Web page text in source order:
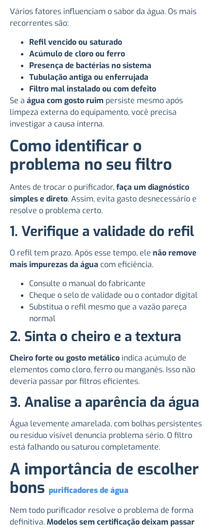
Vários fatores influenciam o sabor da água. Os mais
recorrentes são:
Refil vencido ou saturado
Acúmulo de cloro ou ferro
Presença de bactérias no sistema
Tubulação antiga ou enferrujada
Filtro mal instalado ou com defeito
Se a água com gosto ruim persiste mesmo após
limpeza externa do equipamento, você precisa
investigar a causa interna.
Como identificar o
problema no seu filtro
Antes de trocar o purificador,faça um diagnóstico
simples e direto. Assim, evita gasto desnecessário e
resolve o problema certo.
1. Verifique a validade do refil
O refil tem prazo. Após esse tempo, ele não remove
mais impurezas da água com eficiência.
Consulte o manual do fabricante
Cheque o selo de validade ou o contador digital
Substitua o refil mesmo que a vazão pareça
normal
2. Sinta o cheiro e a textura
Cheiro forte ou gosto metálico indica acúmulo de
elementos como cloro, ferro ou manganês. Isso não
deveria passar por filtros eficientes.
3. Analise a aparência da água
Água levemente amarelada, com bolhas persistentes
ou resíduo visível denuncia problema sério. O filtro
está falhando ou saturou completamente.
A importância de escolher
bons purificadores de água
Nem todo purificador resolve o problema de forma
definitiva.Modelos sem certificação deixam passar